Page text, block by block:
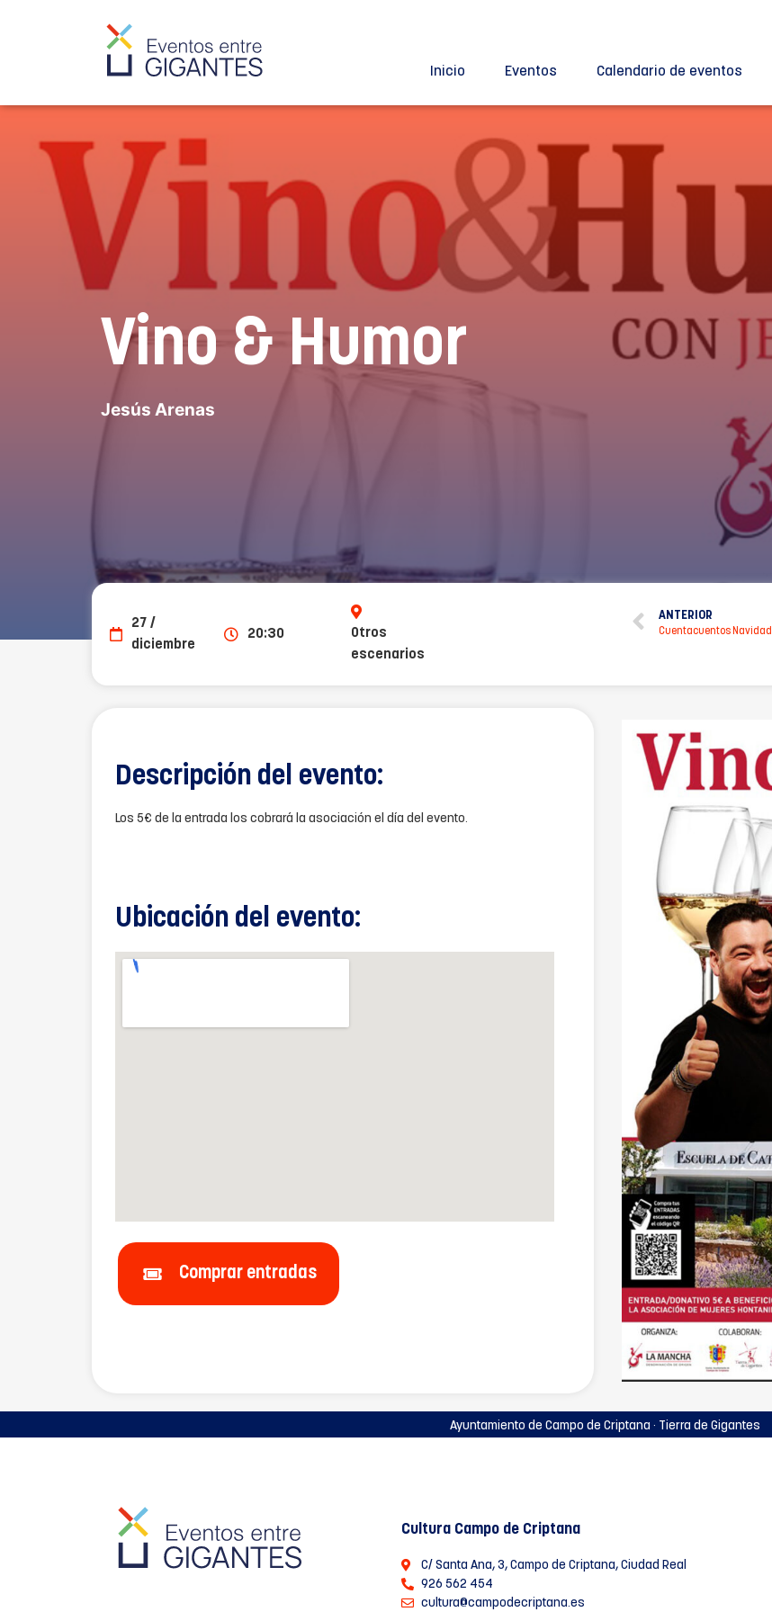
Inicio Eventos Calendario de eventos
Vino & Humor
Jesús Arenas
27 /
diciembre
20:30
Otros
escenarios
ANTERIOR
Cuentacuentos Navidad
Descripción del evento:
Los 5€ de la entrada los cobrará la asociación el día del evento.
Ubicación del evento:
Comprar entradas
Ayuntamiento de Campo de Criptana · Tierra de Gigantes
Cultura Campo de Criptana
C/ Santa Ana, 3, Campo de Criptana, Ciudad Real
926 562 454
cultura@campodecriptana.es